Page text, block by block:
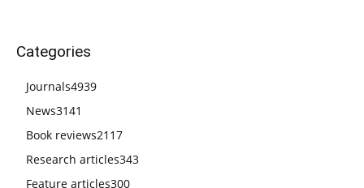
Categories
Journals4939
News3141
Book reviews2117
Research articles343
Feature articles300